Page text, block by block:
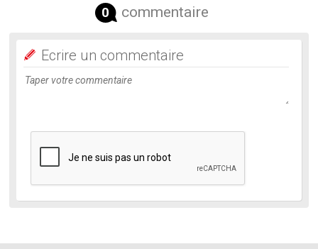
0 commentaire
Ecrire un commentaire